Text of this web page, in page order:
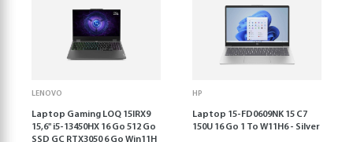
LENOVO
Laptop Gaming LOQ 15IRX9
15,6'' i5-13450HX 16 Go 512 Go
SSD GC RTX3050 6 Go Win11H
HP
Laptop 15-FD0609NK 15 C7
150U 16 Go 1 To W11H6 - Silver